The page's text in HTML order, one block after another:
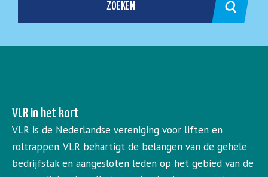
ZOEKEN
VLR in het kort
VLR is de Nederlandse vereniging voor liften en
roltrappen. VLR behartigt de belangen van de gehele
bedrijfstak en aangesloten leden op het gebied van de